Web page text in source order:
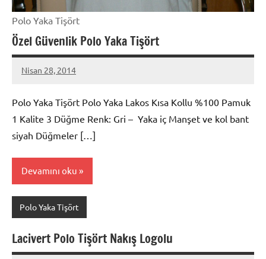
Polo Yaka Tişört
Özel Güvenlik Polo Yaka Tişört
Nisan 28, 2014
metindonmez
Polo Yaka Tişört Polo Yaka Lakos Kısa Kollu %100 Pamuk
1 Kalite 3 Düğme Renk: Gri – Yaka iç Manşet ve kol bant
siyah Düğmeler […]
Devamını oku
Polo Yaka Tişört
Lacivert Polo Tişört Nakış Logolu